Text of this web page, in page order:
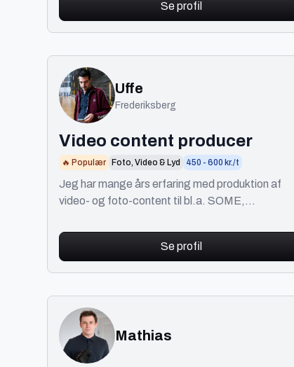
Se profil
Uffe
Frederiksberg
Video content producer
🔥 Populær Foto, Video & Lyd 450 - 600 kr./t
Jeg har mange års erfaring med produktion af
video- og foto-content til bl.a. SOME,
Se profil
Mathias